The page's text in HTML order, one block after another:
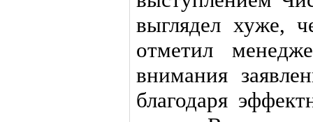
выглядел
отметил
внимания
благодаря